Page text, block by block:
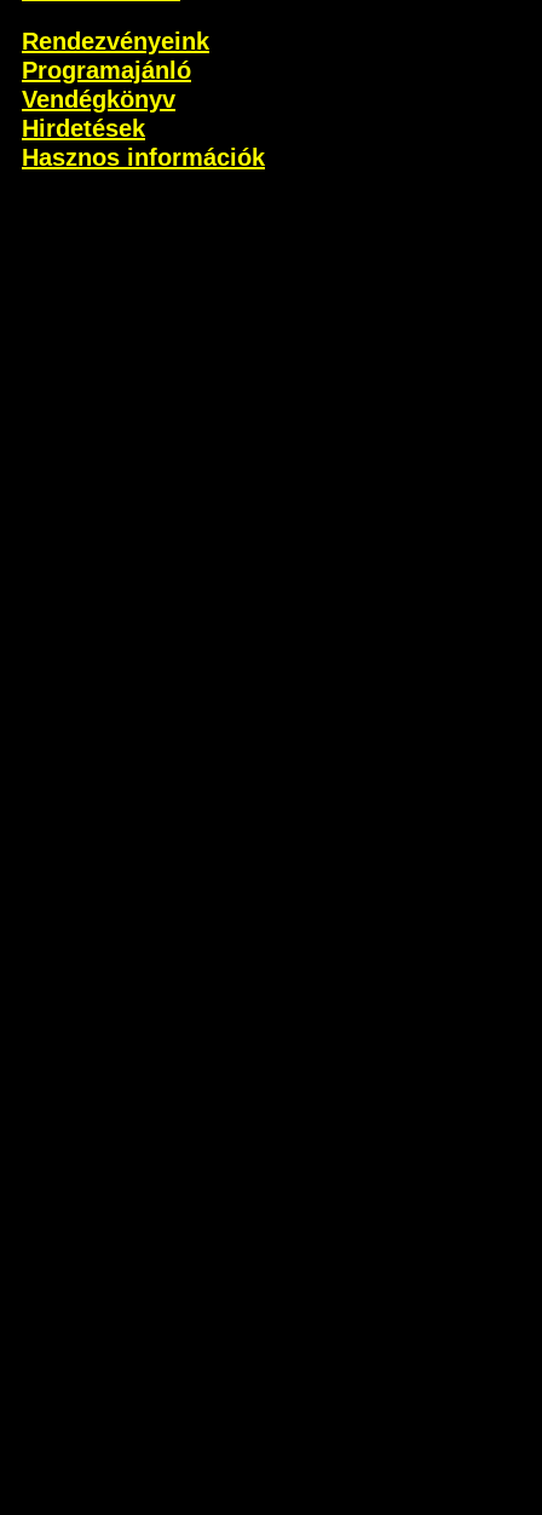
Rendezvényeink
Programajánló
Vendégkönyv
Hirdetések
Hasznos információk